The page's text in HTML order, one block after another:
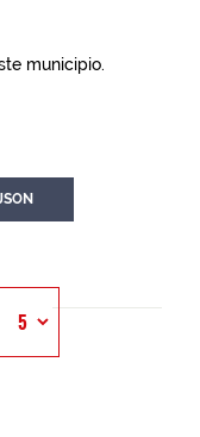
municipio.